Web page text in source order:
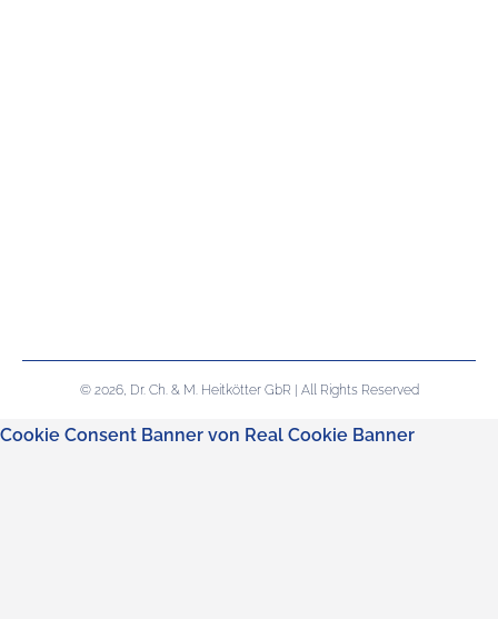
© 2026, Dr. Ch. & M. Heitkötter GbR | All Rights Reserved
Cookie Consent Banner von Real Cookie Banner